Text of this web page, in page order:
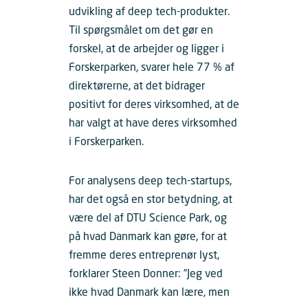
udvikling af deep tech-produkter.
Til spørgsmålet om det gør en
forskel, at de arbejder og ligger i
Forskerparken, svarer hele 77 % af
direktørerne, at det bidrager
positivt for deres virksomhed, at de
har valgt at have deres virksomhed
i Forskerparken.
For analysens deep tech-startups,
har det også en stor betydning, at
være del af DTU Science Park, og
på hvad Danmark kan gøre, for at
fremme deres entreprenør lyst,
forklarer Steen Donner: ”Jeg ved
ikke hvad Danmark kan lære, men